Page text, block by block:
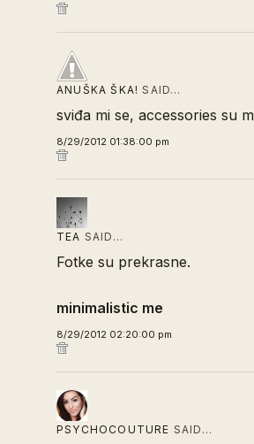
ANUŠKA ŠKA! SAID…
sviđa mi se, accessories su
8/29/2012 01:38:00 pm
TEA SAID…
Fotke su prekrasne.
minimalistic me
8/29/2012 02:20:00 pm
PSYCHOCOUTURE SAID…